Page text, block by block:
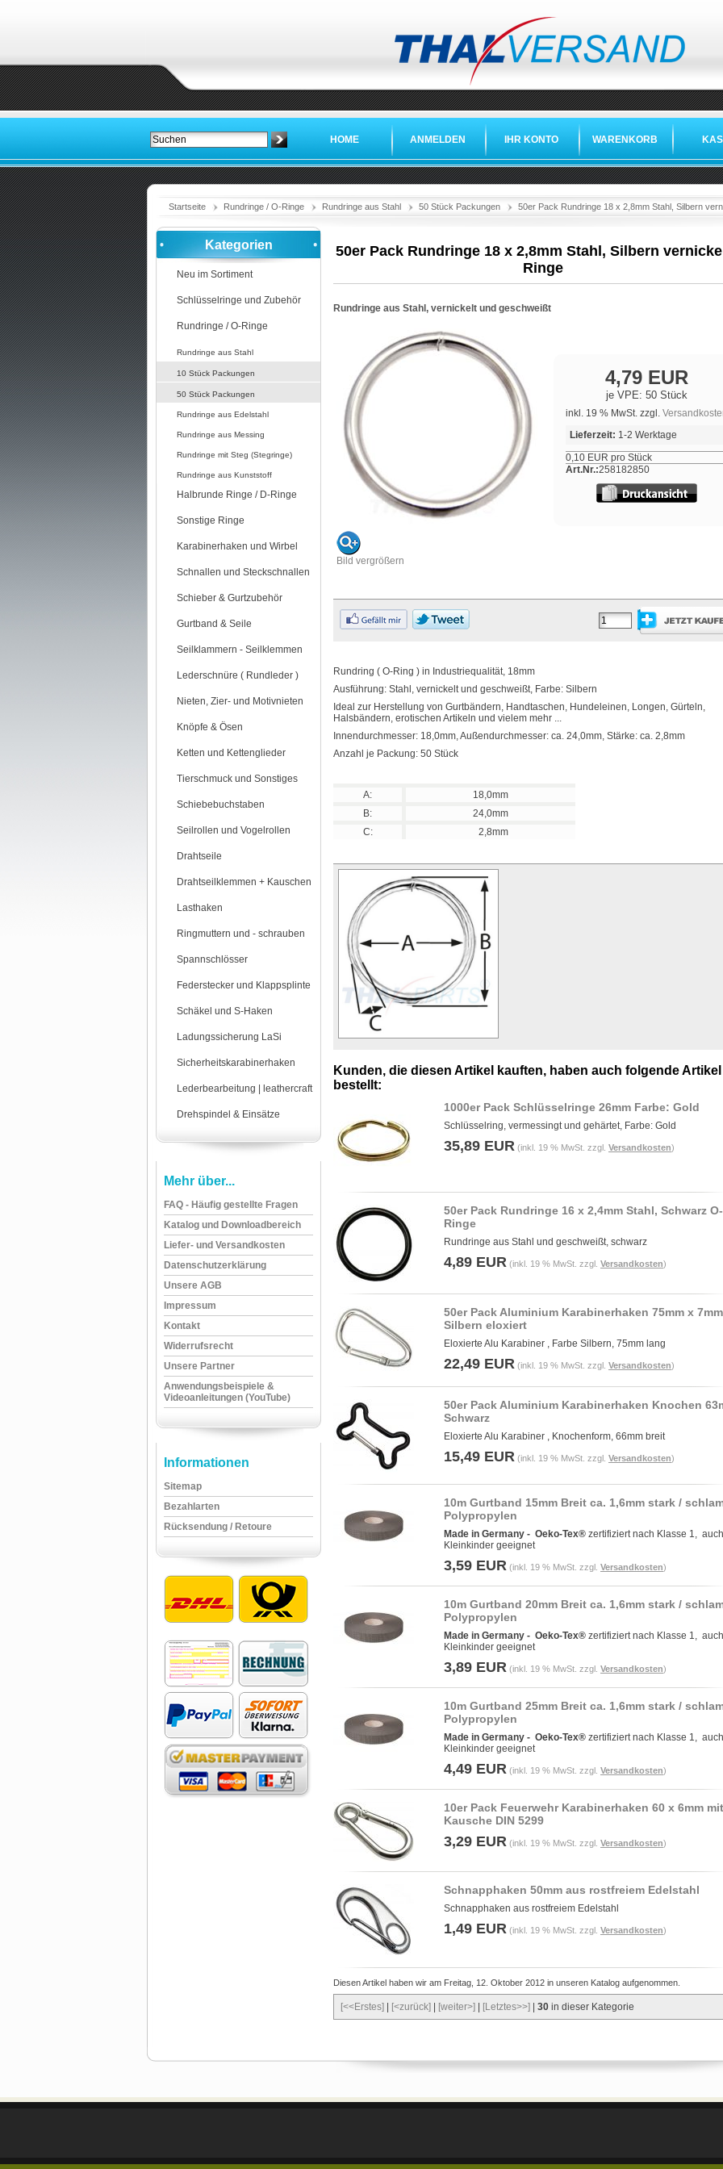
HOME ANMELDEN IHR KONTO WARENKORB
Startseite Rundringe / O-Ringe Rundringe aus Stahl 50 Stück Packungen 50er Pack Rundringe 18 x 2,8mm Stahl, Silbern
Kategorien
Neu im Sortiment
Schlüsselringe und Zubehör
Rundringe / O-Ringe
Rundringe aus Stahl
10 Stück Packungen
50 Stück Packungen
Rundringe aus Edelstahl
Rundringe aus Messing
Rundringe mit Steg (Stegringe)
Rundringe aus Kunststoff
Halbrunde Ringe / D-Ringe
Sonstige Ringe
Karabinerhaken und Wirbel
Schnallen und Steckschnallen
Schieber & Gurtzubehör
Gurtband & Seile
Seilklammern - Seilklemmen
Lederschnüre ( Rundleder )
Nieten, Zier- und Motivnieten
Knöpfe & Ösen
Ketten und Kettenglieder
Tierschmuck und Sonstiges
Schiebebuchstaben
Seilrollen und Vogelrollen
Drahtseile
Drahtseilklemmen + Kauschen
Lasthaken
Ringmuttern und - schrauben
Spannschlösser
Federstecker und Klappsplinte
Schäkel und S-Haken
Ladungssicherung LaSi
Sicherheitskarabinerhaken
Lederbearbeitung | leathercraft
Drehspindel & Einsätze
Mehr über...
FAQ - Häufig gestellte Fragen
Katalog und Downloadbereich
Liefer- und Versandkosten
Datenschutzerklärung
Unsere AGB
Impressum
Kontakt
Widerrufsrecht
Unsere Partner
Anwendungsbeispiele &
Videoanleitungen (YouTube)
Informationen
Sitemap
Bezahlarten
Rücksendung / Retoure
50er Pack Rundringe 18 x 2,8mm Stahl, Silbern
Ringe
Rundringe aus Stahl, vernickelt und geschweißt
Bild vergrößern
4,79 EUR
je VPE: 50 Stück
inkl. 19 % MwSt. zzgl.
Lieferzeit: 1-2 Werktage
0,10 EUR pro Stück
Art.Nr.:258182850
Rundring ( O-Ring ) in Industriequalität, 18mm
Ausführung: Stahl, vernickelt und geschweißt, Farbe: Silbern
Ideal zur Herstellung von Gurtbändern, Handtaschen, Hundeleinen, Longen, Gürteln,
Halsbändern, erotischen Artikeln und vielem mehr ...
Innendurchmesser: 18,0mm, Außendurchmesser: ca. 24,0mm, Stärke: ca. 2,8mm
Anzahl je Packung: 50 Stück
A:
18,0mm
B:
24,0mm
C:
2,8mm
Kunden, die diesen Artikel kauften, haben auch folgende Artikel
bestellt:
1000er Pack Schlüsselringe 26mm Farbe: Gold
Schlüsselring, vermessingt und gehärtet, Farbe: Gold
35,89 EUR (inkl. 19 % MwSt. zzgl. Versandkosten)
50er Pack Rundringe 16 x 2,4mm Stahl, Schwarz O-
Ringe
Rundringe aus Stahl und geschweißt, schwarz
4,89 EUR (inkl. 19 % MwSt. zzgl. Versandkosten)
50er Pack Aluminium Karabinerhaken 75mm x 7mm
Silbern eloxiert
Eloxierte Alu Karabiner , Farbe Silbern, 75mm lang
22,49 EUR (inkl. 19 % MwSt. zzgl. Versandkosten)
50er Pack Aluminium Karabinerhaken Knochen
Schwarz
Eloxierte Alu Karabiner , Knochenform, 66mm breit
15,49 EUR (inkl. 19 % MwSt. zzgl. Versandkosten)
10m Gurtband 15mm Breit ca. 1,6mm stark /
Polypropylen
Made in Germany - Oeko-Tex® zertifiziert nach Klasse 1,
Kleinkinder geeignet
3,59 EUR (inkl. 19 % MwSt. zzgl. Versandkosten)
10m Gurtband 20mm Breit ca. 1,6mm stark /
Polypropylen
Made in Germany - Oeko-Tex® zertifiziert nach Klasse 1,
Kleinkinder geeignet
3,89 EUR (inkl. 19 % MwSt. zzgl. Versandkosten)
10m Gurtband 25mm Breit ca. 1,6mm stark /
Polypropylen
Made in Germany - Oeko-Tex® zertifiziert nach Klasse 1,
Kleinkinder geeignet
4,49 EUR (inkl. 19 % MwSt. zzgl. Versandkosten)
10er Pack Feuerwehr Karabinerhaken 60 x 6mm mit
Kausche DIN 5299
3,29 EUR (inkl. 19 % MwSt. zzgl. Versandkosten)
Schnapphaken 50mm aus rostfreiem Edelstahl
Schnapphaken aus rostfreiem Edelstahl
1,49 EUR (inkl. 19 % MwSt. zzgl. Versandkosten)
Diesen Artikel haben wir am Freitag, 12. Oktober 2012 in unseren Katalog aufgenommen.
[<<Erstes] [<zurück] [weiter>] [Letztes>>] 30 in dieser Kategorie